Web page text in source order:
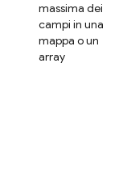
massima dei
campi in una
mappa o un
array